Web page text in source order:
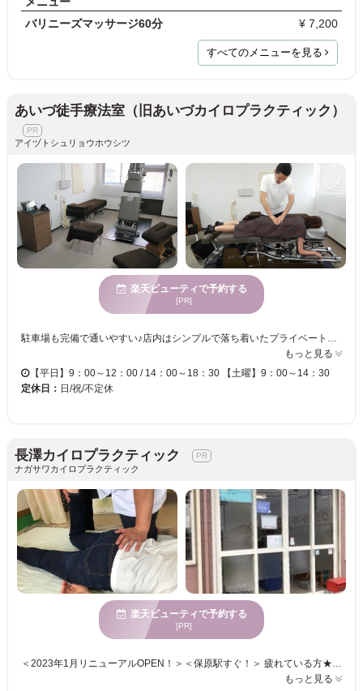
バリニーズマッサージ60分
¥ 7,200
すべてのメニューを見る
あいづ徒手療法室（旧あいづカイロプラクティック）
アイヅトシュリョウホウシツ
楽天ビューティで予約する
[PR]
もっと見る
【平日】9：00～12：00 / 14：00～18：30 【土曜】9：00～14：30
定休日： 日/祝/不定休
長澤カイロプラクティック
ナガサワカイロプラクティック
楽天ビューティで予約する
[PR]
もっと見る